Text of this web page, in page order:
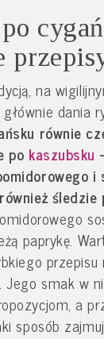
na
dania
równie
po kaszubsku
i
śledzie
paprykę.
przepisu
Jego smak w
a
sposób